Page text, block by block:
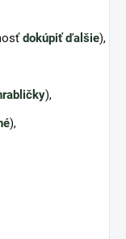
dokúpiť ďalšie),
),
),